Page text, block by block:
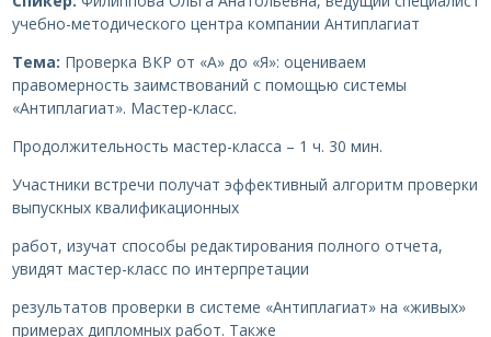
учебно-методического центра компании Антиплагиат
Тема: Проверка ВКР от «А» до «Я»: оцениваем
правомерность заимствований с помощью системы
«Антиплагиат». Мастер-класс.
Продолжительность мастер-класса – 1 ч. 30 мин.
Участники встречи получат эффективный алгоритм проверки
выпускных квалификационных
работ, изучат способы редактирования полного отчета,
увидят мастер-класс по интерпретации
результатов проверки в системе «Антиплагиат» на «живых»
примерах дипломных работ. Также